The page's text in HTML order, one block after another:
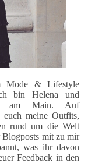
Mode & Lifestyle
bin Helena und
am Main. Auf
meine Outfits,
rund um die Welt
mit zu mir
was ihr davon
Feedback in den